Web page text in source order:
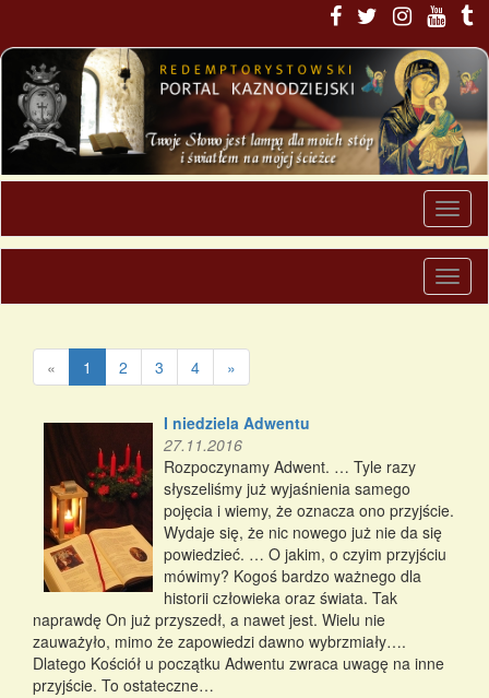
« 1 2 3 4 »
I niedziela Adwentu
27.11.2016
Rozpoczynamy Adwent. … Tyle razy
słyszeliśmy już wyjaśnienia samego
pojęcia i wiemy, że oznacza ono przyjście.
Wydaje się, że nic nowego już nie da się
powiedzieć. … O jakim, o czyim przyjściu
mówimy? Kogoś bardzo ważnego dla
historii człowieka oraz świata. Tak
naprawdę On już przyszedł, a nawet jest. Wielu nie
zauważyło, mimo że zapowiedzi dawno wybrzmiały….
Dlatego Kościół u początku Adwentu zwraca uwagę na inne
przyjście. To ostateczne…